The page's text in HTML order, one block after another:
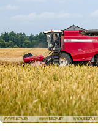
МИД Беларуси -
Беларуси - t.me/
чат-бот: